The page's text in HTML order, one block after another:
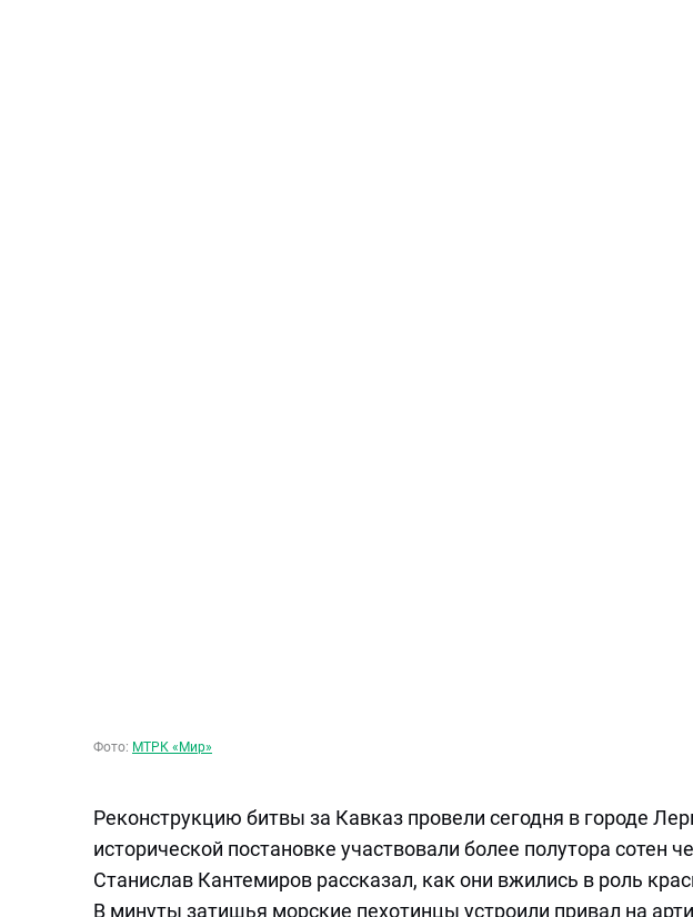
Фото: МТРК «Мир»
Реконструкцию битвы за Кавказ провели сегодня в городе
исторической постановке участвовали более полутора сотен
Станислав Кантемиров рассказал, как они вжились в роль
В минуты затишья морские пехотинцы устроили привал на